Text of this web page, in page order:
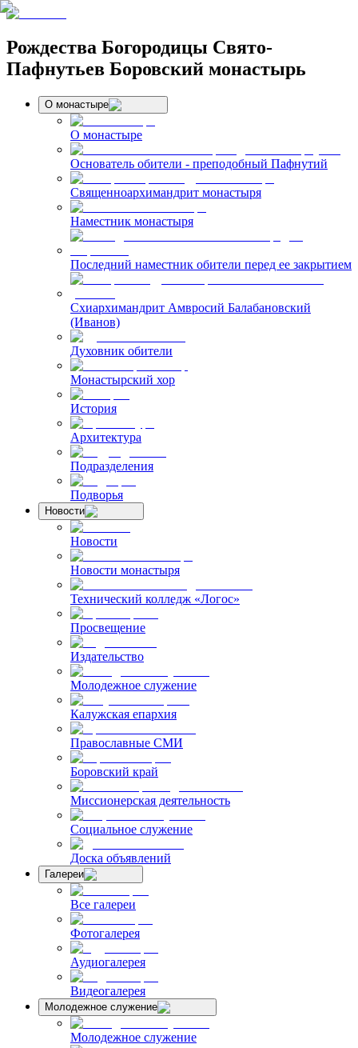
Рождества Богородицы Свято-
Пафнутьев Боровский монастырь
О монастыре
О монастыре
Основатель обители - преподобный Пафнутий
Священноархимандрит монастыря
Наместник монастыря
Последний наместник обители перед ее закрытием
Схиархимандрит Амвросий Балабановский
(Иванов)
Духовник обители
Монастырский хор
История
Архитектура
Подразделения
Подворья
Новости
Новости
Новости монастыря
Технический колледж «Логос»
Просвещение
Издательство
Молодежное служение
Калужская епархия
Православные СМИ
Боровский край
Миссионерская деятельность
Социальное служение
Доска объявлений
Галереи
Все галереи
Фотогалерея
Аудиогалерея
Видеогалерея
Молодежное служение
Молодежное служение